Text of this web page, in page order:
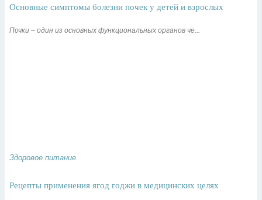
Основные симптомы болезни почек у детей и взрослых
Почки – один из основных функциональных органов че...
Здоровое питание
Рецепты применения ягод годжи в медицинских целях